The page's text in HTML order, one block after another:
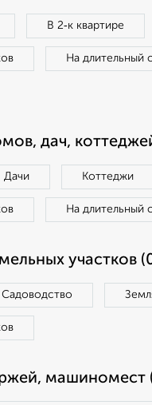
В 2‑к квартире
На длительный
дач,
Дачи Коттеджи
На длительный
участков
Садоводство
машиномест